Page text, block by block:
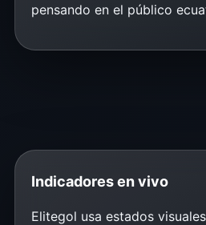
pensando en el público
Indicadores en vivo
Elitegol usa estados